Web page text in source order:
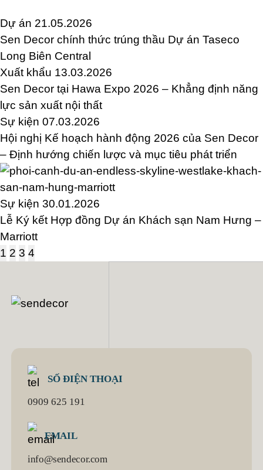
Dự án 21.05.2026
Sen Decor chính thức trúng thầu Dự án Taseco
Long Biên Central
Xuất khẩu 13.03.2026
Sen Decor tại Hawa Expo 2026 – Khẳng định năng
lực sản xuất nội thất
Sự kiện 07.03.2026
Hội nghị Kế hoạch hành động 2026 của Sen Decor
– Định hướng chiến lược và mục tiêu phát triển
Sự kiện 30.01.2026
Lễ Ký kết Hợp đồng Dự án Khách sạn Nam Hưng –
Marriott
1 2 3 4
SỐ ĐIỆN THOẠI
0909 625 191
EMAIL
info@sendecor.com